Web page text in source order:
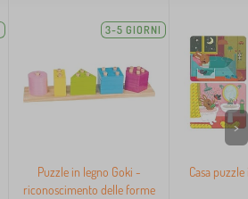
3-5 GIORNI
Puzzle in legno Goki -
riconoscimento delle forme
Casa
>